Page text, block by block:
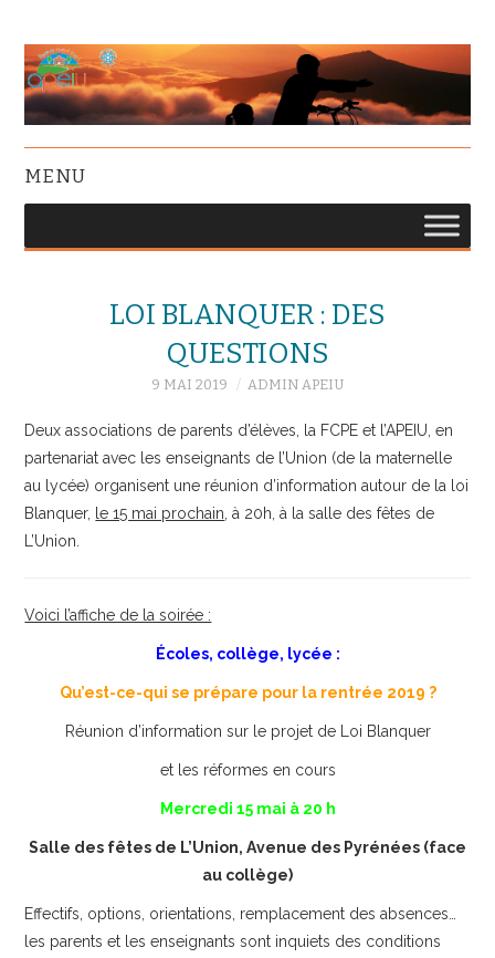
MENU
LOI BLANQUER : DES
QUESTIONS
9 MAI 2019 ADMIN APEIU
Deux associations de parents d’élèves, la FCPE et l’APEIU, en
partenariat avec les enseignants de l’Union (de la maternelle
au lycée) organisent une réunion d’information autour de la loi
Blanquer,
le 15 mai prochain , à 20h, à la salle des fêtes de
L’Union.
Voici l’affiche de la soirée :
Écoles, collège, lycée :
Qu’est-ce-qui se prépare pour la rentrée 2019 ?
Réunion d’information sur le projet de Loi Blanquer
et les réformes en cours
Mercredi 15 mai à 20 h
Salle des fêtes de L’Union, Avenue des Pyrénées (face
au collège)
Effectifs, options, orientations, remplacement des absences…
les parents et les enseignants sont inquiets des conditions